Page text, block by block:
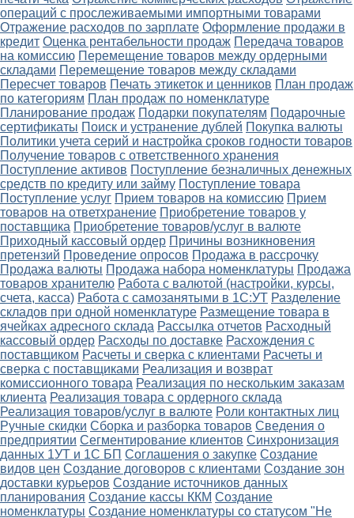
операций с прослеживаемыми импортными товарами
Отражение расходов по зарплате Оформление продажи в
кредит Оценка рентабельности продаж Передача товаров
на комиссию Перемещение товаров между ордерными
складами Перемещение товаров между складами
Пересчет товаров Печать этикеток и ценников План продаж
по категориям План продаж по номенклатуре
Планирование продаж Подарки покупателям Подарочные
сертификаты Поиск и устранение дублей Покупка валюты
Политики учета серий и настройка сроков годности товаров
Получение товаров с ответственного хранения
Поступление активов Поступление безналичных денежных
средств по кредиту или займу Поступление товара
Поступление услуг Прием товаров на комиссию Прием
товаров на ответхранение Приобретение товаров у
поставщика Приобретение товаров/услуг в валюте
Приходный кассовый ордер Причины возникновения
претензий Проведение опросов Продажа в рассрочку
Продажа валюты Продажа набора номенклатуры Продажа
товаров хранителю Работа с валютой (настройки, курсы,
счета, касса) Работа с самозанятыми в 1С:УТ Разделение
складов при одной номенклатуре Размещение товара в
ячейках адресного склада Рассылка отчетов Расходный
кассовый ордер Расходы по доставке Расхождения с
поставщиком Расчеты и сверка с клиентами Расчеты и
сверка с поставщиками Реализация и возврат
комиссионного товара Реализация по нескольким заказам
клиента Реализация товара с ордерного склада
Реализация товаров/услуг в валюте Роли контактных лиц
Ручные скидки Сборка и разборка товаров Сведения о
предприятии Сегментирование клиентов Синхронизация
данных 1УТ и 1С БП Соглашения о закупке Создание
видов цен Создание договоров с клиентами Создание зон
доставки курьеров Создание источников данных
планирования Создание кассы ККМ Создание
номенклатуры Создание номенклатуры со статусом "Не